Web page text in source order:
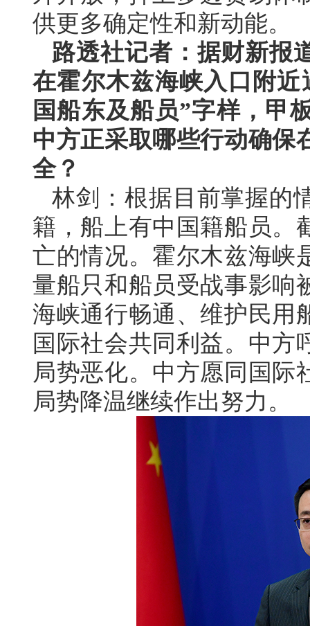
供更多确定性和新动能。
路透社记者：据财新报
在霍尔木兹海峡入口附
国船东及船员”字样，甲
中方正采取哪些行动确保
全？
林剑：根据目前掌握的
籍，船上有中国籍船员。
亡的情况。霍尔木兹海峡
量船只和船员受战事影响
海峡通行畅通、维护民用
国际社会共同利益。中方
局势恶化。中方愿同国际
局势降温继续作出努力。